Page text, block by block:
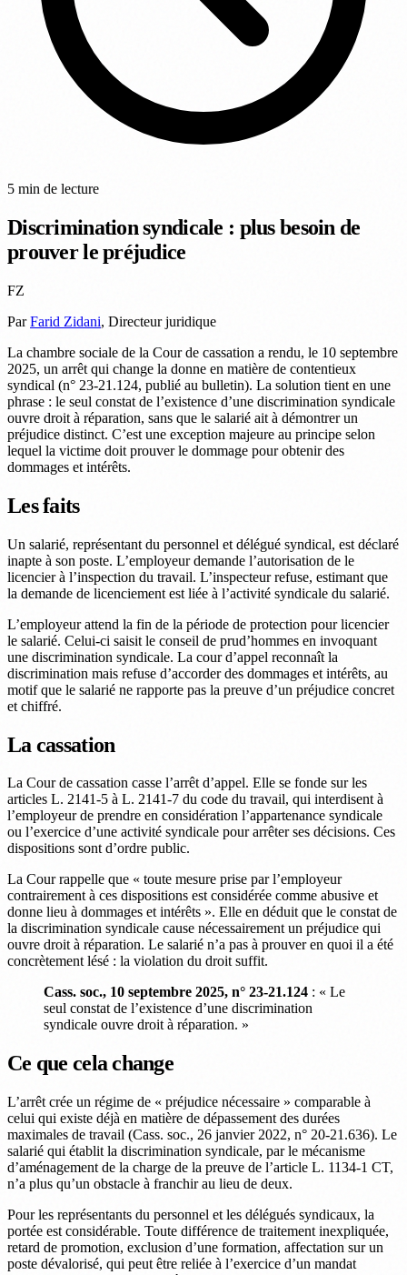
5 min de lecture
Discrimination syndicale : plus besoin de
prouver le préjudice
FZ
ParFarid Zidani, Directeur juridique
La chambre sociale de la Cour de cassation a rendu, le 10 septembre
2025, un arrêt qui change la donne en matière de contentieux
syndical (n° 23-21.124, publié au bulletin). La solution tient en une
phrase : le seul constat de l’existence d’une discrimination syndicale
ouvre droit à réparation, sans que le salarié ait à démontrer un
préjudice distinct. C’est une exception majeure au principe selon
lequel la victime doit prouver le dommage pour obtenir des
dommages et intérêts.
Les faits
Un salarié, représentant du personnel et délégué syndical, est déclaré
inapte à son poste. L’employeur demande l’autorisation de le
licencier à l’inspection du travail. L’inspecteur refuse, estimant que
la demande de licenciement est liée à l’activité syndicale du salarié.
L’employeur attend la fin de la période de protection pour licencier
le salarié. Celui-ci saisit le conseil de prud’hommes en invoquant
une discrimination syndicale. La cour d’appel reconnaît la
discrimination mais refuse d’accorder des dommages et intérêts, au
motif que le salarié ne rapporte pas la preuve d’un préjudice concret
et chiffré.
La cassation
La Cour de cassation casse l’arrêt d’appel. Elle se fonde sur les
articles L. 2141-5 à L. 2141-7 du code du travail, qui interdisent à
l’employeur de prendre en considération l’appartenance syndicale
ou l’exercice d’une activité syndicale pour arrêter ses décisions. Ces
dispositions sont d’ordre public.
La Cour rappelle que « toute mesure prise par l’employeur
contrairement à ces dispositions est considérée comme abusive et
donne lieu à dommages et intérêts ». Elle en déduit que le constat de
la discrimination syndicale cause nécessairement un préjudice qui
ouvre droit à réparation. Le salarié n’a pas à prouver en quoi il a été
concrètement lésé : la violation du droit suffit.
Cass. soc., 10 septembre 2025, n° 23-21.124 : « Le
seul constat de l’existence d’une discrimination
syndicale ouvre droit à réparation. »
Ce que cela change
L’arrêt crée un régime de « préjudice nécessaire » comparable à
celui qui existe déjà en matière de dépassement des durées
maximales de travail (Cass. soc., 26 janvier 2022, n° 20-21.636). Le
salarié qui établit la discrimination syndicale, par le mécanisme
d’aménagement de la charge de la preuve de l’article L. 1134-1 CT,
n’a plus qu’un obstacle à franchir au lieu de deux.
Pour les représentants du personnel et les délégués syndicaux, la
portée est considérable. Toute différence de traitement inexpliquée,
retard de promotion, exclusion d’une formation, affectation sur un
poste dévalorisé, qui peut être reliée à l’exercice d’un mandat